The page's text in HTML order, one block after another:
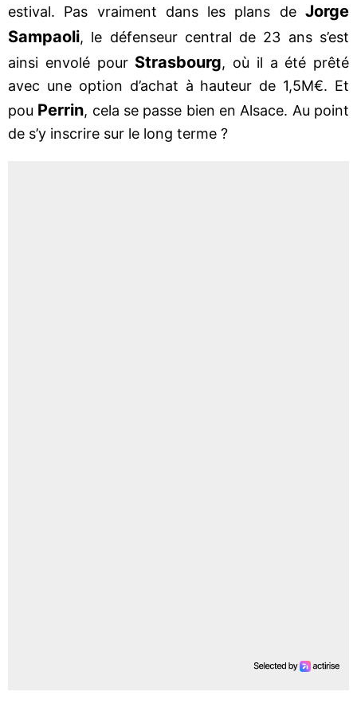
estival. Pas vraiment dans les plans de Jorge
Sampaoli, le défenseur central de 23 ans s’est
ainsi envolé pour Strasbourg, où il a été prêté
avec une option d’achat à hauteur de 1,5M€. Et
pou Perrin, cela se passe bien en Alsace. Au point
de s’y inscrire sur le long terme ?